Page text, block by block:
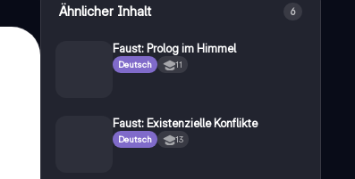
Ähnlicher Inhalt 6
Faust: Prolog im Himmel
Deutsch 11
Faust: Existenzielle Konflikte
Deutsch 13